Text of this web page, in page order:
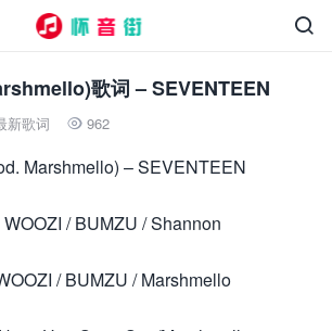

歌词 – SEVENTEEN
新歌词  962
Marshmello) – SEVENTEEN
/ BUMZU / Shannon
/ BUMZU / Marshmello